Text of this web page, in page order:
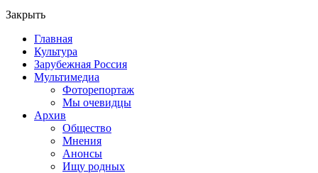
Закрыть
Главная
Культура
Зарубежная Россия
Мультимедиа
Фоторепортаж
Мы очевидцы
Архив
Общество
Мнения
Анонсы
Ищу родных